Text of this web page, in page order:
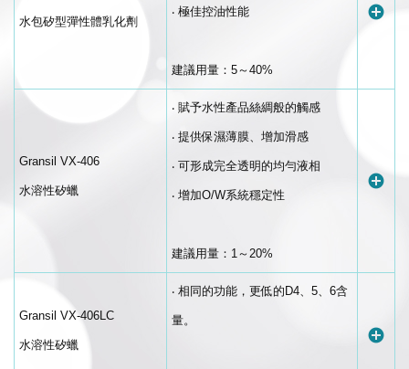
水包矽型彈性體乳化劑
‧ 極佳控油性能
建議用量：5～40%
Gransil VX-406
水溶性矽蠟
‧ 賦予水性產品絲綢般的觸感
‧ 提供保濕薄膜、增加滑感
‧ 可形成完全透明的均勻液相
‧ 增加O/W系統穩定性
建議用量：1～20%
Gransil VX-406LC
水溶性矽蠟
‧ 相同的功能，更低的D4、5、6含
量。